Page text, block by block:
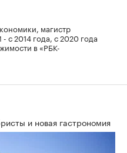
магистр
с 2014 года, с 2020 года
в «РБК-
и новая гастрономия